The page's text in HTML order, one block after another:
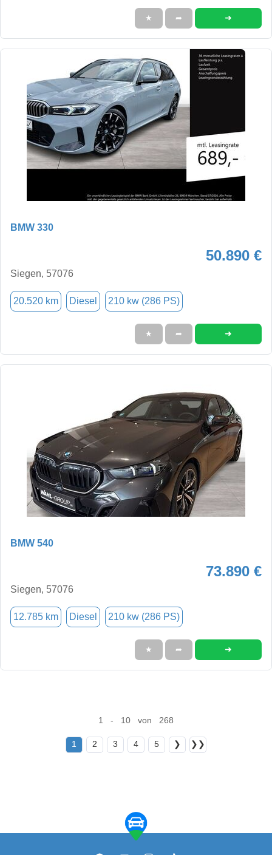
★ ➦ ➜
BMW 330
50.890 €
Siegen, 57076
20.520 km Diesel 210 kw (286 PS)
★ ➦ ➜
BMW 540
73.890 €
Siegen, 57076
12.785 km Diesel 210 kw (286 PS)
★ ➦ ➜
1 - 10 von 268
1 2 3 4 5 ❯ ❯❯